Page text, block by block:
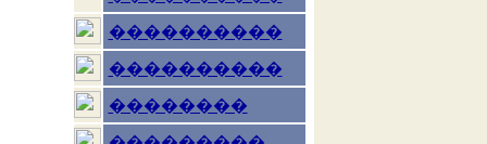
����������
����������
��������